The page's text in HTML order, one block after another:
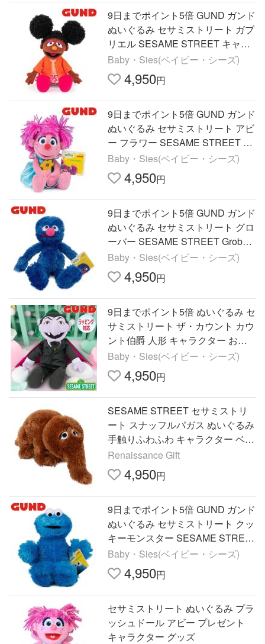
9日までポイント5倍 GUND ガンド
ぬいぐるみ セサミストリート ガブ
リエル SESAME STREET キャラ
クター 人気 ブランド ギフト 贈り
物 プレゼントに最適
Baby・Sies(ベイビー・シーズ)
4,950円
9日までポイント5倍 GUND ガンド
ぬいぐるみ セサミストリート アビ
ー フラワー SESAME STREET Ab
by キャラクター 人気 ブランド ギ
フト 贈り物 プレゼント
Baby・Sies(ベイビー・シーズ)
4,950円
9日までポイント5倍 GUND ガンド
ぬいぐるみ セサミストリート グロ
ーバー SESAME STREET Grober
キャラクター 人気 ブランド ギフ
ト 贈り物 プレゼントに
Baby・Sies(ベイビー・シーズ)
4,950円
9日までポイント5倍 ぬいぐるみ セ
サミストリート ザ・カウント カウ
ント伯爵 人形 キャラクター おも
ちゃ ギフト SESAME STREET G
UND ガンド
Baby・Sies(ベイビー・シーズ)
4,950円
SESAME STREET セサミストリ
ート スナッフルパガス ぬいぐるみ
手触りふわふわ キャラクター ベビ
ー 赤ちゃん #6047469
Renaissance Gift
4,950円
9日までポイント5倍 GUND ガンド
ぬいぐるみ セサミストリート クッ
キーモンスター SESAME STREE
T Cookie Monster キャラクター 人
気 ブランド ギフト 贈り物
Baby・Sies(ベイビー・シーズ)
4,950円
セサミストリート ぬいぐるみ プラ
ッシュドール アビー プレゼント
キャラクター グッズ